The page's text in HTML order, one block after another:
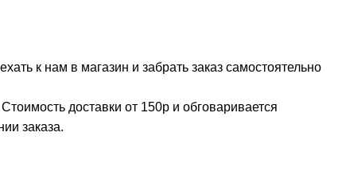
к нам в магазин и забрать заказ самостоятельно
доставки от 150р и обговаривается
заказа.